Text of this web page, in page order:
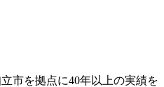
市を拠点に40年以上の実績を